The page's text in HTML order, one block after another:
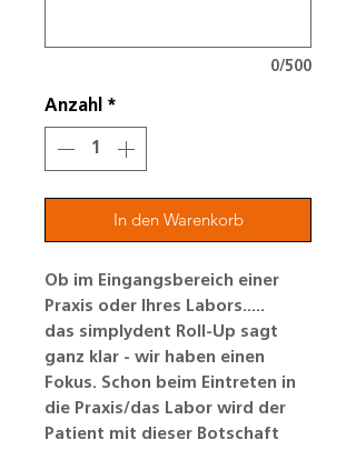
0/500
Anzahl *
In den Warenkorb
Ob im Eingangsbereich einer
Praxis oder Ihres Labors.....
das simplydent Roll-Up sagt
ganz klar - wir haben einen
Fokus. Schon beim Eintreten in
die Praxis/das Labor wird der
Patient mit dieser Botschaft